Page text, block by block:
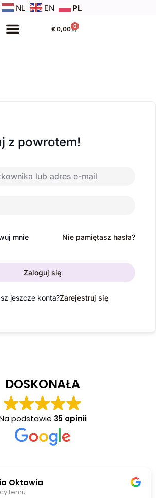
NL EN PL
€ 0,00 0
z powrotem!
mnie Nie pamiętasz hasła?
Zaloguj się
jeszcze konta?Zarejestruj się
DOSKONAŁA
podstawie 35 opinii
Oktawia
temu